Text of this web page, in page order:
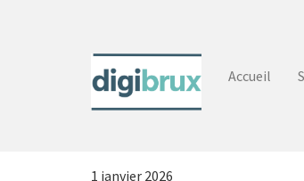
Accueil
1 janvier 2026